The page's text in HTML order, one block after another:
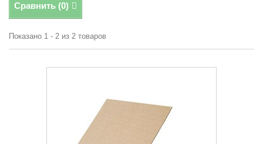
Сравнить (0)
Показано 1 - 2 из 2 товаров